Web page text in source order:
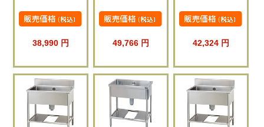
38,990 円 49,766 円 42,324 円